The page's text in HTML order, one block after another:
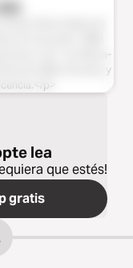
p> <p>Reina-
Bible Society, y
p>
lea
que estés!
gratis